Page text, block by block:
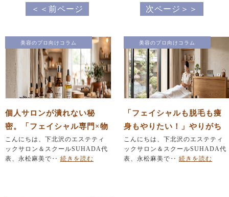
＜＜前ページ 次ページ＞＞
美容のプロ向けコラム
個人サロンが潰れない秘
密。「フェイシャル専門×物
販」で作る安定経営の仕組
み
こんにちは、下北沢のエステティ
ックサロン＆スクールSUHADA代
表、永松麻美で‥ 続きを読む
美容のプロ向けコラム
「フェイシャルも脱毛も痩
身もやりたい！」やりがち
なメニュー詰め込みを防ぐ
『引き算』の法則
こんにちは、下北沢のエステティ
ックサロン＆スクールSUHADA代
表、永松麻美で‥ 続きを読む